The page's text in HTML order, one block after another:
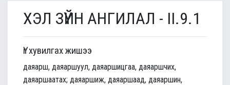
ХЭЛ ЗҮЙН АНГИЛАЛ - II.9.1
Үг хувилгах жишээ
даяарш, даяаршуул, даяаршицгаа, даяаршчих,
даяаршаатах; даяаршиж, даяаршаад, даяаршин,